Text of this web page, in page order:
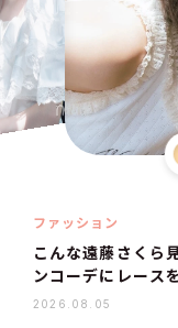
ファッション
こんな遠藤さくら
ンコーデにレース
2026.08.05